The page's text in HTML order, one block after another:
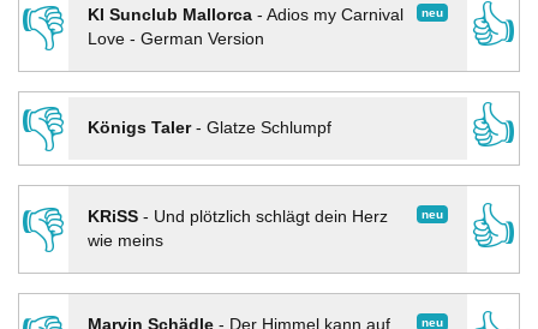
👎
neu
KI Sunclub Mallorca- Adios my Carnival
Love - German Version
👍
👎
Königs Taler- Glatze Schlumpf
👍
👎
neu
KRiSS- Und plötzlich schlägt dein Herz
wie meins
👍
neu
Marvin Schädle- Der Himmel kann auf